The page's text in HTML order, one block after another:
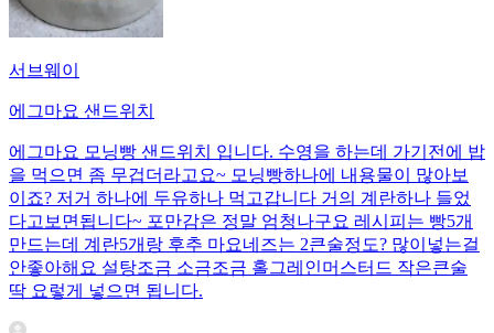
서브웨이
에그마요 샌드위치
에그마요 모닝빵 샌드위치 입니다. 수영을 하는데 가기전에 밥
을 먹으면 좀 무겁더라고요~ 모닝빵하나에 내용물이 많아보
이죠? 저거 하나에 두유하나 먹고갑니다 거의 계란하나 들었
다고보면됩니다~ 포만감은 정말 엄청나구요 레시피는 빵5개
만드는데 계란5개랑 후추 마요네즈는 2큰술정도? 많이넣는걸
안좋아해요 설탕조금 소금조금 홀그레인머스터드 작은큰술
딱 요렇게 넣으면 됩니다.